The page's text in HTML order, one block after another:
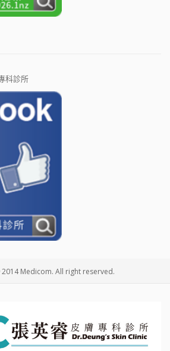
科診所
Medicom. All right reserved.